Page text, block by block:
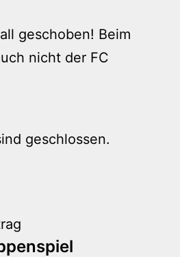
geschoben! Beim
nicht der FC
geschlossen.